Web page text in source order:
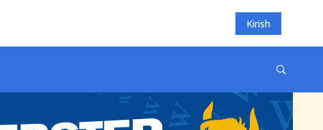
Kirish